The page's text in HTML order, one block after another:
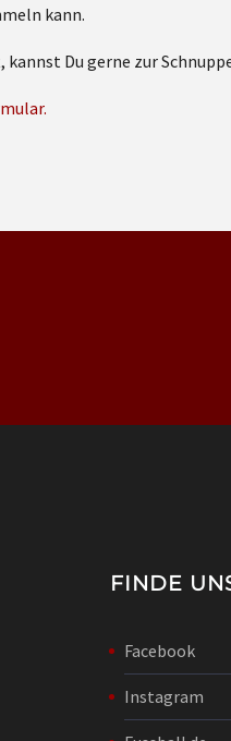
kann.
kannst Du gerne zur
FINDE
Facebook
Instagram